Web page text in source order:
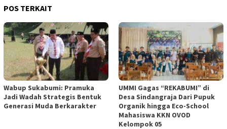
POS TERKAIT
Wabup Sukabumi: Pramuka
Jadi Wadah Strategis Bentuk
Generasi Muda Berkarakter
UMMI Gagas “REKABUMI” di
Desa Sindangraja Dari Pupuk
Organik hingga Eco-School
Mahasiswa KKN OVOD
Kelompok 05